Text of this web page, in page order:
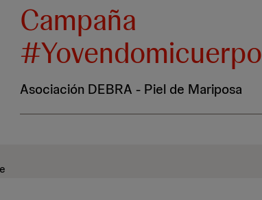
Campaña
#Yovendomicuerpo
Asociación DEBRA - Piel de Mariposa